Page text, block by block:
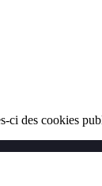
ci des cookies